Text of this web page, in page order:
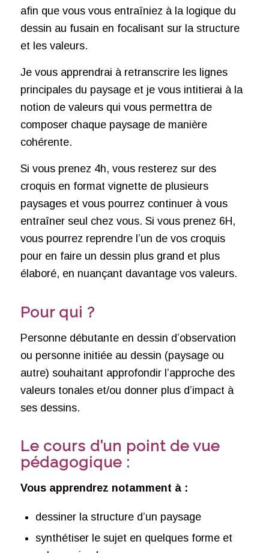
afin que vous vous entraîniez à la logique du
dessin au fusain en focalisant sur la structure
et les valeurs.
Je vous apprendrai à retranscrire les lignes
principales du paysage et je vous intitierai à la
notion de valeurs qui vous permettra de
composer chaque paysage de manière
cohérente.
Si vous prenez 4h, vous resterez sur des
croquis en format vignette de plusieurs
paysages et vous pourrez continuer à vous
entraîner seul chez vous. Si vous prenez 6H,
vous pourrez reprendre l’un de vos croquis
pour en faire un dessin plus grand et plus
élaboré, en nuançant davantage vos valeurs.
Pour qui ?
Personne débutante en dessin d’observation
ou personne initiée au dessin (paysage ou
autre) souhaitant approfondir l’approche des
valeurs tonales et/ou donner plus d’impact à
ses dessins.
Le cours d’un point de vue
pédagogique :
Vous apprendrez notamment à :
dessiner la structure d’un paysage
synthétiser le sujet en quelques forme et